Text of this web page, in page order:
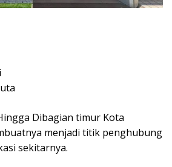
Dibagian timur Kota
menjadi titik penghubung
sekitarnya.